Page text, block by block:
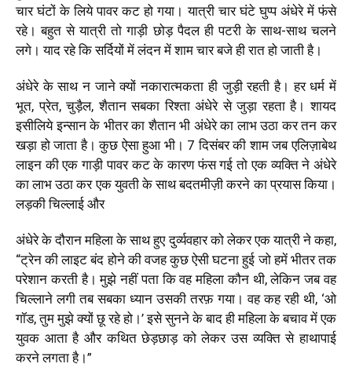
चार घंटों के लिये पावर कट हो गया। यात्री चार घंटे घुप्प अंधेरे में फंसे
रहे। बहुत से यात्री तो गाड़ी छोड़ पैदल ही पटरी के साथ-साथ चलने
लगे। याद रहे कि सर्दियों में लंदन में शाम चार बजे ही रात हो जाती है।
अंधेरे के साथ न जाने क्यों नकारात्मकता ही जुड़ी रहती है। हर धर्म में
भूत, प्रेत, चुड़ैल, शैतान सबका रिश्ता अंधेरे से जुड़ा रहता है। शायद
इसीलिये इन्सान के भीतर का शैतान भी अंधेरे का लाभ उठा कर तन कर
खड़ा हो जाता है। कुछ ऐसा हुआ भी। 7 दिसंबर की शाम जब एलिज़ाबेथ
लाइन की एक गाड़ी पावर कट के कारण फंस गई तो एक व्यक्ति ने अंधेरे
का लाभ उठा कर एक युवती के साथ बदतमीज़ी करने का प्रयास किया।
लड़की चिल्लाई और
अंधेरे के दौरान महिला के साथ हुए दुर्व्यवहार को लेकर एक यात्री ने कहा,
“ट्रेन की लाइट बंद होने की वजह कुछ ऐसी घटना हुई जो हमें भीतर तक
परेशान करती है। मुझे नहीं पता कि वह महिला कौन थी, लेकिन जब वह
चिल्लाने लगी तब सबका ध्यान उसकी तरफ़ गया। वह कह रही थी, ‘ओ
गॉड, तुम मुझे क्यों छू रहे हो।’ इसे सुनने के बाद ही महिला के बचाव में एक
युवक आता है और कथित छेड़छाड़ को लेकर उस व्यक्ति से हाथापाई
करने लगता है।”